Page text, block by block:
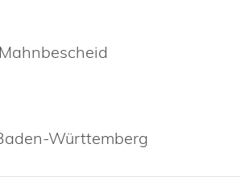
Württemberg